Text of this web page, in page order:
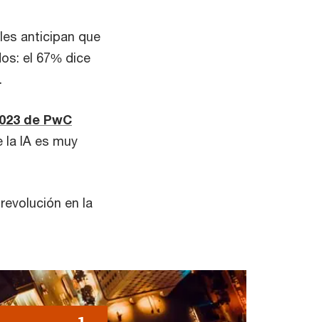
anticipan que
el 67% dice
de PwC
la IA es muy
en la